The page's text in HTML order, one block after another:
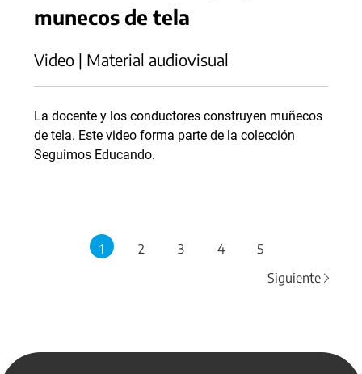
munecos de tela
Video | Material audiovisual
La docente y los conductores construyen muñecos
de tela. Este video forma parte de la colección
Seguimos Educando.
1 2 3 4
5
Siguiente